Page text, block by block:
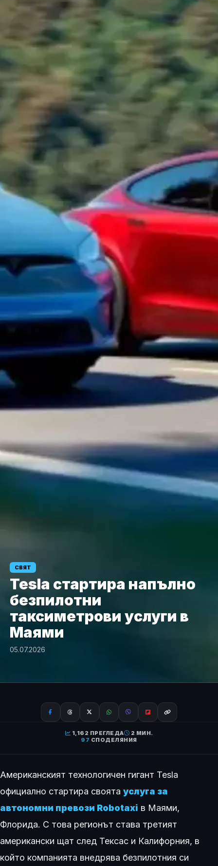
СВЯТ
Tesla стартира напълно
безпилотни
таксиметрови услуги в
Маями
05.07.2026
1,162 ПРЕГЛЕДА
2 МИН.
97 СПОДЕЛЯНИЯ
Американският технологичен гигант Tesla
официално стартира своята услуга за
автономни превози Robotaxi в Маями,
Флорида. С това регионът става третият
американски щат след Тексас и Калифорния, в
който компанията внедрява безпилотния си